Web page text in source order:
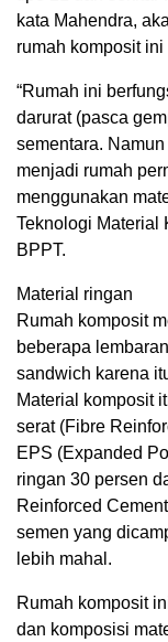
kata Mahendra,
rumah komposit
“Rumah ini
darurat (pasca
sementara.
menjadi rumah
menggunakan
Teknologi Material
BPPT.
Material ringan
Rumah komposit
beberapa
sandwich karena
Material komposit
serat (Fibre
EPS (Expanded
ringan 30 persen
Reinforced
semen yang
lebih mahal.
Rumah komposit
dan komposisi